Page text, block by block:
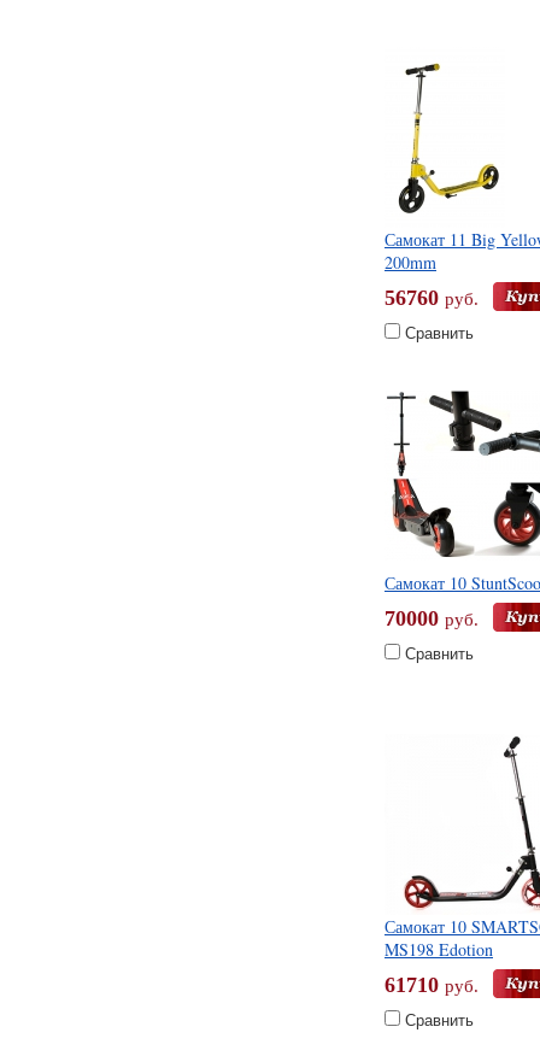
Самокат 11 Big
200mm
56760 руб.
Сравнить
Самокат 10 StuntScoo
70000 руб.
Сравнить
Самокат 10
MS198 Edotion
61710 руб.
Сравнить